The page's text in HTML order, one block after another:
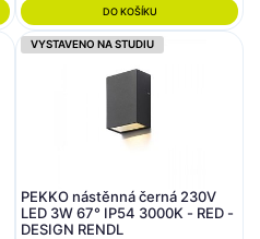
DO KOŠÍKU
VYSTAVENO NA STUDIU
PEKKO nástěnná černá 230V
LED 3W 67° IP54 3000K - RED -
DESIGN RENDL